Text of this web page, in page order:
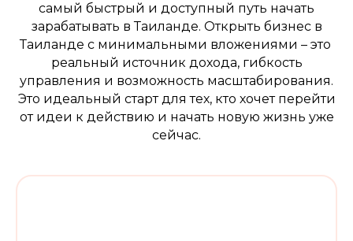
самый быстрый и доступный путь начать
зарабатывать в Таиланде. Открыть бизнес в
Таиланде с минимальными вложениями – это
реальный источник дохода, гибкость
управления и возможность масштабирования.
Это идеальный старт для тех, кто хочет перейти
от идеи к действию и начать новую жизнь уже
сейчас.